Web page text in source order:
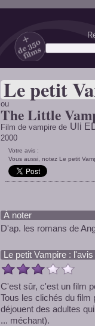
Le petit
ou
The Little
Film de vampire de Uli
2000
Votre avis :
Vous aussi, notez Le petit
À noter
D'ap. les romans de
Le petit Vampire :
*
C'est sûr, c'est un film
Tous les clichés du film
déjouent des adultes
... méchant).